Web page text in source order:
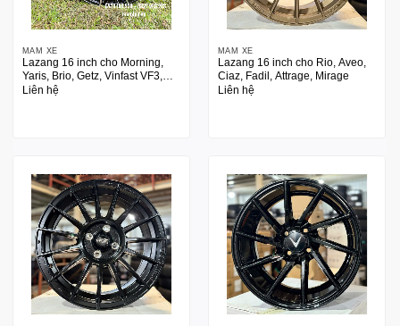
MÂM XE
Lazang 16 inch cho Morning,
Yaris, Brio, Getz, Vinfast VF3,
VF5
Liên hệ
MÂM XE
Lazang 16 inch cho Rio, Aveo,
Ciaz, Fadil, Attrage, Mirage
Liên hệ